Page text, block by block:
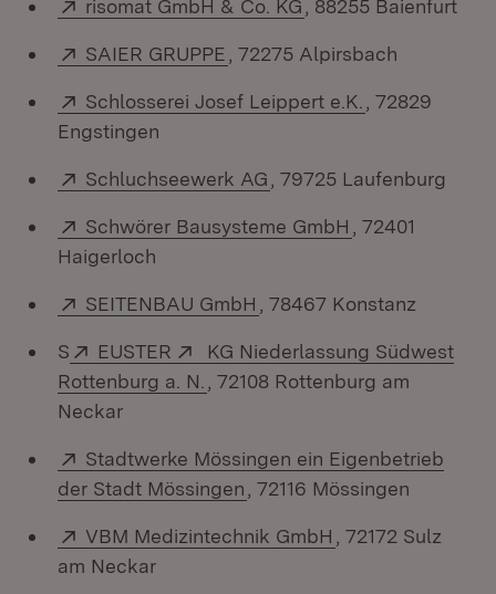
risomat GmbH & Co. KG
, 88255 Baienfurt
Extern:
SAIER GRUPPE (Öffnet in neuem Fenster)
, 72275 Alpirsbach
Extern:
Schlosserei Josef Leippert e.K. (Öffnet in
, 72829
Engstingen
Extern:
Schluchseewerk AG (Öffnet in neuem
, 79725 Laufenburg
Extern:
Schwörer Bausysteme GmbH (Öffnet in
, 72401
Haigerloch
Extern:
SEITENBAU GmbH (Öffnet in neuem Fenster)
, 78467 Konstanz
S Extern:
EUSTER (Öffnet in neuem Fenster)
Extern:
KG Niederlassung Südwest
Rottenburg a. N.
(Öffnet in neuem Fenster)
, 72108 Rottenburg am
Neckar
Extern:
Stadtwerke Mössingen ein Eigenbetrieb
der Stadt Mössingen (Öffnet in neuem Fenster)
, 72116 Mössingen
Extern:
VBM Medizintechnik GmbH (Öffnet in neuem
, 72172 Sulz
am Neckar